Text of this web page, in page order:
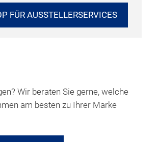
FÜR AUSSTELLERSERVICES
Wir beraten Sie gerne, welche
am besten zu Ihrer Marke